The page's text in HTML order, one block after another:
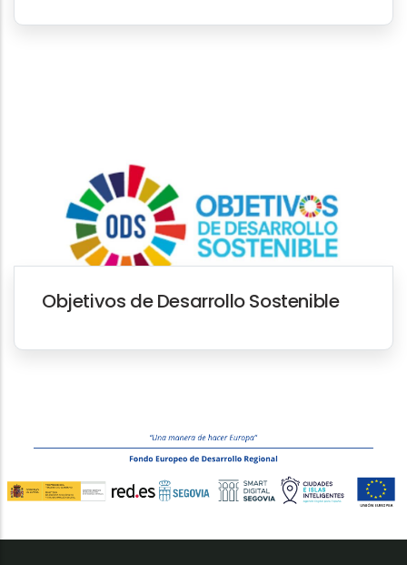
Objetivos de Desarrollo Sostenible